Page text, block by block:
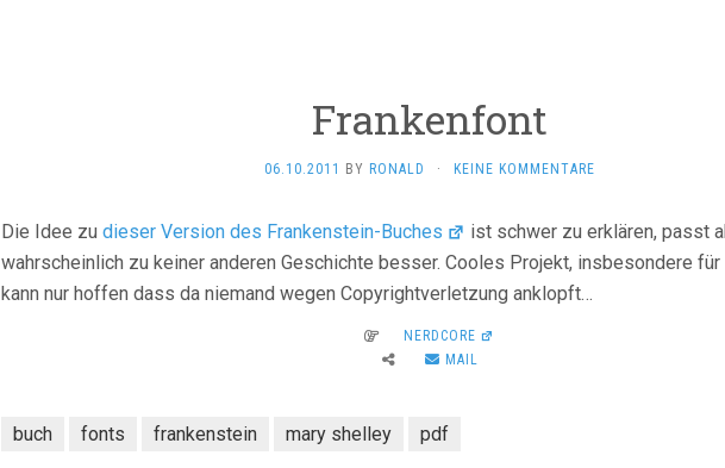
Frankenfont
06.10.2011 BY RONALD · KEINE KOMMENTARE
Die Idee zu dieser Version des Frankenstein-Buches
ist schwer zu erklären, passt
wahrscheinlich zu keiner anderen Geschichte besser. Cooles Projekt, insbesondere für
kann nur hoffen dass da niemand wegen Copyrightverletzung anklopft…
NERDCORE
MAIL
buch fonts frankenstein mary shelley pdf